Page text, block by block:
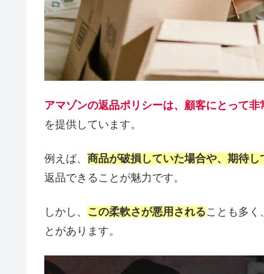
アマゾンの返品ポリシーは、顧客にとって非
を提供しています。
例えば、 商品が破損していた場合や、期待
返品できることが魅力です。
しかし、 この柔軟さが悪用されることも多く
とがあります。